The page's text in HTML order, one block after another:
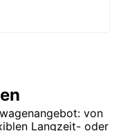
von
Langzeit- oder